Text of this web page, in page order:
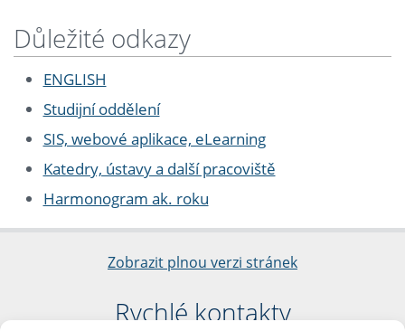
Důležité odkazy
ENGLISH
Studijní oddělení
SIS, webové aplikace, eLearning
Katedry, ústavy a další pracoviště
Harmonogram ak. roku
Zobrazit plnou verzi stránek
Rychlé kontakty